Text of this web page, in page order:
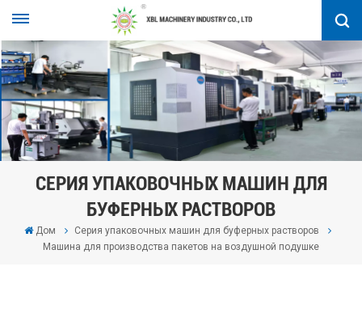
СЕРИЯ УПАКОВОЧНЫХ МАШИН ДЛЯ
БУФЕРНЫХ РАСТВОРОВ
Дом
Серия упаковочных машин для буферных растворов
Машина для производства пакетов на воздушной подушке